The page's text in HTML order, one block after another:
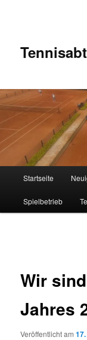
Startseite
Spielbetrieb
Wir
Jahres
Veröffentlicht am